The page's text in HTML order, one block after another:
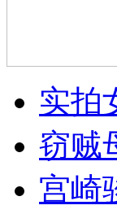
实拍
窃贼
宫崎